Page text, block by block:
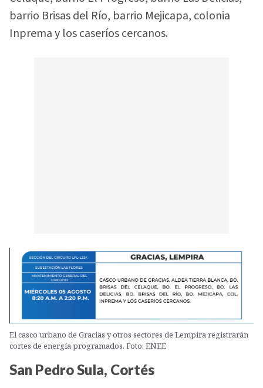
barrio Brisas del Río, barrio Mejicapa, colonia
Inprema y los caseríos cercanos.
El casco urbano de Gracias y otros sectores de Lempira registrarán
cortes de energía programados. Foto: ENEE
San Pedro Sula, Cortés